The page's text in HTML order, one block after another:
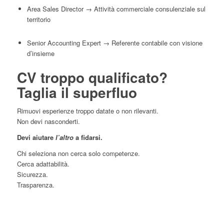
Area Sales Director → Attività commerciale consulenziale sul
territorio
Senior Accounting Expert → Referente contabile con visione
d’insieme
CV troppo qualificato?
Taglia il superfluo
Rimuovi esperienze troppo datate o non rilevanti.
Non devi nasconderti.
Devi aiutare l’altroa fidarsi.
Chi seleziona non cerca solo competenze.
Cerca adattabilità.
Sicurezza.
Trasparenza.